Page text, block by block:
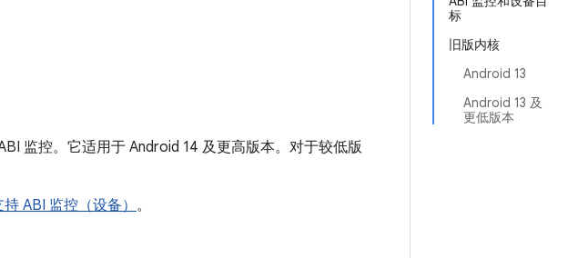
标
旧版内核
Android 13
Android 13 及
更低版本
监控。它适用于 Android 14 及更高版本。对于较低版
持 ABI 监控（设备） 。